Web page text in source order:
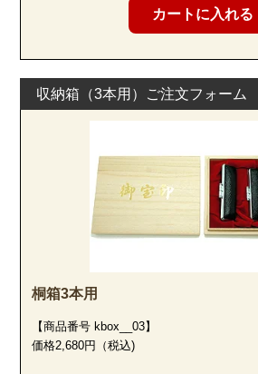
収納箱（3本用）ご注文フォーム
桐箱3本用
【商品番号 kbox__03】
価格2,680円（税込)